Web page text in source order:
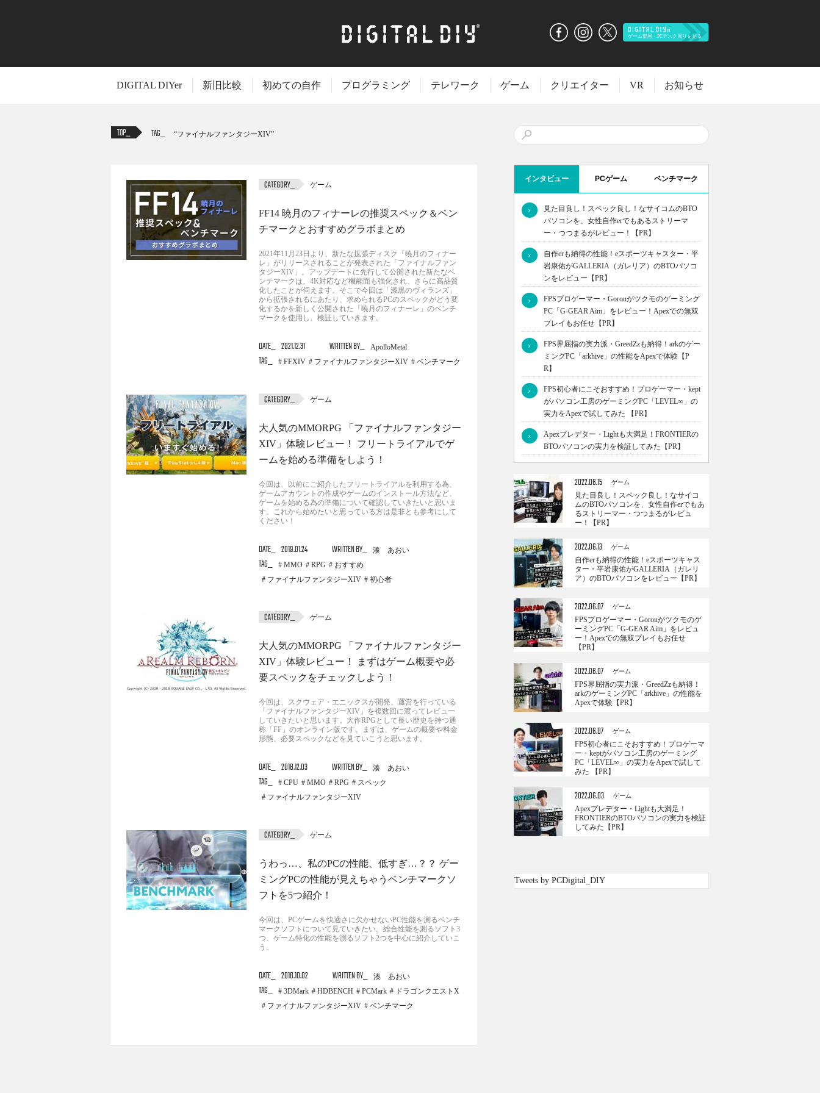
DIGITAL DIYer 新旧比較 初めての自作 プログラミング テレワーク ゲーム クリエイター VR お知らせ
TAG ファイナルファンタジーXIV
ゲーム
FF14 暁月のフィナーレの推奨スペック＆ベン
チマークとおすすめグラボまとめ
2021年11月23日より、新たな拡張ディスク「暁月のフィナー
レ」がリリースされることが発表された「ファイナルファン
タジーXIV」。アップデートに先行して公開された新たなベ
ンチマークは、4K対応など機能面も強化され、さらに高品質
化したことが伺えます。そこで今回は「漆黒のヴィランズ」
から拡張されるにあたり、求められるPCのスペックがどう変
化するかを新しく公開された「暁月のフィナーレ」のベンチ
マークを使用し、検証していきます。
DATE 2021.12.31 WRITTEN BY ApolloMetal
TAG FFXIV ファイナルファンタジーXIV ベンチマーク
ゲーム
大人気のMMORPG 「ファイナルファンタジー
XIV」体験レビュー！ フリートライアルでゲ
ームを始める準備をしよう！
今回は、以前にご紹介したフリートライアルを利用する為、
ゲームアカウントの作成やゲームのインストール方法など、
ゲームを始める為の準備について確認していきたいと思いま
す。これから始めたいと思っている方は是非とも参考にして
ください！
DATE 2019.01.24 WRITTEN BY 湊 あおい
TAG MMO RPG
おすすめ
ファイナルファンタジーXIV
初心者
ゲーム
大人気のMMORPG 「ファイナルファンタジー
XIV」体験レビュー！ まずはゲーム概要や必
要スペックをチェックしよう！
今回は、スクウェア・エニックスが開発、運営を行っている
「ファイナルファンタジーXIV」を複数回に渡ってレビュー
していきたいと思います。大作RPGとして長い歴史を持つ通
称「FF」のオンライン版です。まずは、ゲームの概要や料金
形態、必要スペックなどを見ていこうと思います。
DATE 2018.12.03 WRITTEN BY 湊 あおい
TAG CPU MMO RPG
スペック
ファイナルファンタジーXIV
ゲーム
うわっ…、私のPCの性能、低すぎ…？？ ゲー
ミングPCの性能が見えちゃうベンチマークソ
フトを5つ紹介！
今回は、PCゲームを快適さに欠かせないPC性能を測るベンチ
マークソフトについて見ていきたい。総合性能を測るソフト3
つ、ゲーム特化の性能を測るソフト2つを中心に紹介していこ
う。
DATE 2018.10.02 WRITTEN BY 湊 あおい
TAG 3DMark HDBENCH PCMark
ドラゴンクエストX
ファイナルファンタジーXIV
ベンチマーク
インタビュー PCゲーム ベンチマーク
›
見た目良し！スペック良し！なサイコムのBTO
パソコンを、女性自作erでもあるストリーマ
ー・つつまるがレビュー！【PR】
›
自作erも納得の性能！eスポーツキャスター・平
岩康佑がGALLERIA（ガレリア）のBTOパソコ
ンをレビュー【PR】
›
FPSプロゲーマー・Gorouがツクモのゲーミング
PC「G-GEAR Aim」をレビュー！Apexでの無双
プレイもお任せ【PR】
›
FPS界屈指の実力派・GreedZzも納得！arkのゲー
ミングPC「arkhive」の性能をApexで体験【P
R】
›
FPS初心者にこそおすすめ！プロゲーマー・kept
がパソコン工房のゲーミングPC「LEVEL∞」の
実力をApexで試してみた 【PR】
›
Apexプレデター・Lightも大満足！FRONTIERの
BTOパソコンの実力を検証してみた【PR】
2022.06.15 ゲーム
見た目良し！スペック良し！なサイコ
ムのBTOパソコンを、女性自作erでもあ
るストリーマー・つつまるがレビュ
ー！【PR】
2022.06.13 ゲーム
自作erも納得の性能！eスポーツキャス
ター・平岩康佑がGALLERIA（ガレリ
ア）のBTOパソコンをレビュー【PR】
2022.06.07 ゲーム
FPSプロゲーマー・Gorouがツクモのゲ
ーミングPC「G-GEAR Aim」をレビュ
ー！Apexでの無双プレイもお任せ
【PR】
2022.06.07 ゲーム
FPS界屈指の実力派・GreedZzも納得！
arkのゲーミングPC「arkhive」の性能を
Apexで体験【PR】
2022.06.07 ゲーム
FPS初心者にこそおすすめ！プロゲーマ
ー・keptがパソコン工房のゲーミング
PC「LEVEL∞」の実力をApexで試して
みた 【PR】
2022.06.03 ゲーム
Apexプレデター・Lightも大満足！
FRONTIERのBTOパソコンの実力を検証
してみた【PR】
Tweets by PCDigital_DIY